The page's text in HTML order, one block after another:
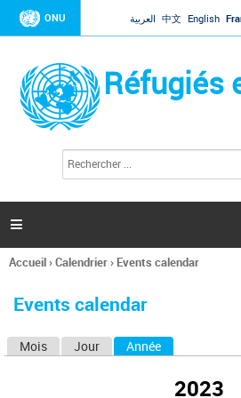
Jump to
ONU العربية 中文 English
Réfugiés
l
c
h
e

Vous
ici
Accueil›Calendrier› Events calendar
Events calendar
Mois Jour Année
2023